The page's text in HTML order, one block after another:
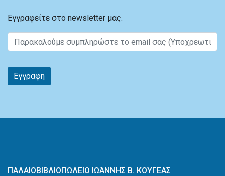
Εγγραφείτε στο newsletter μας.
Εγγραφη
ΠΑΛΑΙΟΒΙΒΛΙΟΠΩΛΕΙΟ ΙΩΆΝΝΗΣ Β. ΚΟΥΓΕΑΣ